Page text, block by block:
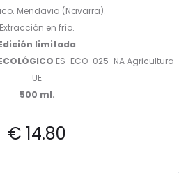
Mendavia (Navarra).
Extracción en frío.
limitada
ES-ECO-025-NA Agricultura
UE
500 ml.
€ 14.80